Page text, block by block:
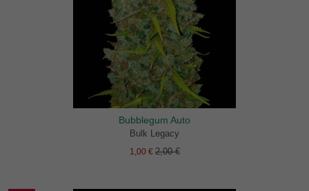
Bubblegum Auto
Bulk Legacy
1,00 €2,00 €